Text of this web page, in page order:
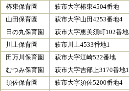
椿東保育園
萩市大字椿東4504番地
山田保育園
萩市大字山田4253番地4
日の丸保育園
萩市大字恵美須町102番地
川上保育園
萩市川上4533番地1
田万川保育園
萩市大字江崎522番地
むつみ保育園
萩市大字吉部上3170番地1
須佐保育園
萩市大字須佐5200番地4